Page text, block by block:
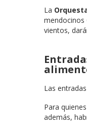
La
mendocinos
vientos,
Las
Para
además,